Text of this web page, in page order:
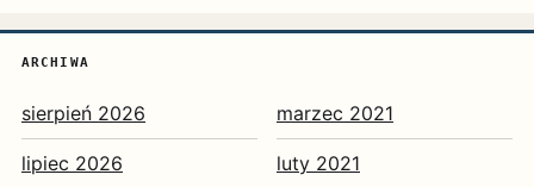
ARCHIWA
sierpień 2026
lipiec 2026
marzec 2021
luty 2021